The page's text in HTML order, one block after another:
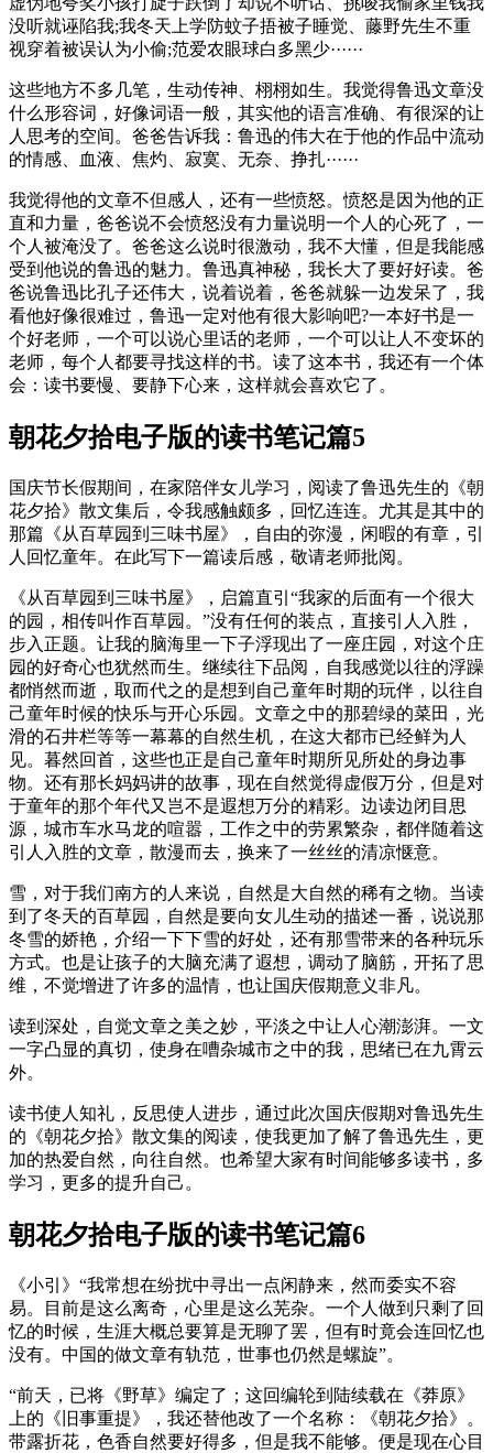
没听就诬陷我;我冬天上学防蚊子捂被子睡觉、藤野先生不重
视穿着被误认为小偷;范爱农眼球白多黑少······
这些地方不多几笔，生动传神、栩栩如生。我觉得鲁迅文章没
什么形容词，好像词语一般，其实他的语言准确、有很深的让
人思考的空间。爸爸告诉我：鲁迅的伟大在于他的作品中流动
的情感、血液、焦灼、寂寞、无奈、挣扎······
我觉得他的文章不但感人，还有一些愤怒。愤怒是因为他的正
直和力量，爸爸说不会愤怒没有力量说明一个人的心死了，一
个人被淹没了。爸爸这么说时很激动，我不大懂，但是我能感
受到他说的鲁迅的魅力。鲁迅真神秘，我长大了要好好读。爸
爸说鲁迅比孔子还伟大，说着说着，爸爸就躲一边发呆了，我
看他好像很难过，鲁迅一定对他有很大影响吧?一本好书是一
个好老师，一个可以说心里话的老师，一个可以让人不变坏的
老师，每个人都要寻找这样的书。读了这本书，我还有一个体
会：读书要慢、要静下心来，这样就会喜欢它了。
朝花夕拾电子版的读书笔记篇5
国庆节长假期间，在家陪伴女儿学习，阅读了鲁迅先生的《朝
花夕拾》散文集后，令我感触颇多，回忆连连。尤其是其中的
那篇《从百草园到三味书屋》，自由的弥漫，闲暇的有章，引
人回忆童年。在此写下一篇读后感，敬请老师批阅。
《从百草园到三味书屋》，启篇直引“我家的后面有一个很大
的园，相传叫作百草园。”没有任何的装点，直接引人入胜，
步入正题。让我的脑海里一下子浮现出了一座庄园，对这个庄
园的好奇心也犹然而生。继续往下品阅，自我感觉以往的浮躁
都悄然而逝，取而代之的是想到自己童年时期的玩伴，以往自
己童年时候的快乐与开心乐园。文章之中的那碧绿的菜田，光
滑的石井栏等等一幕幕的自然生机，在这大都市已经鲜为人
见。暮然回首，这些也正是自己童年时期所见所处的身边事
物。还有那长妈妈讲的故事，现在自然觉得虚假万分，但是对
于童年的那个年代又岂不是遐想万分的精彩。边读边闭目思
源，城市车水马龙的喧嚣，工作之中的劳累繁杂，都伴随着这
引人入胜的文章，散漫而去，换来了一丝丝的清凉惬意。
雪，对于我们南方的人来说，自然是大自然的稀有之物。当读
到了冬天的百草园，自然是要向女儿生动的描述一番，说说那
冬雪的娇艳，介绍一下下雪的好处，还有那雪带来的各种玩乐
方式。也是让孩子的大脑充满了遐想，调动了脑筋，开拓了思
维，不觉增进了许多的温情，也让国庆假期意义非凡。
读到深处，自觉文章之美之妙，平淡之中让人心潮澎湃。一文
一字凸显的真切，使身在嘈杂城市之中的我，思绪已在九霄云
外。
读书使人知礼，反思使人进步，通过此次国庆假期对鲁迅先生
的《朝花夕拾》散文集的阅读，使我更加了解了鲁迅先生，更
加的热爱自然，向往自然。也希望大家有时间能够多读书，多
学习，更多的提升自己。
朝花夕拾电子版的读书笔记篇6
《小引》“我常想在纷扰中寻出一点闲静来，然而委实不容
易。目前是这么离奇，心里是这么芜杂。一个人做到只剩了回
忆的时候，生涯大概总要算是无聊了罢，但有时竟会连回忆也
没有。中国的做文章有轨范，世事也仍然是螺旋”。
“前天，已将《野草》编定了；这回编轮到陆续载在《莽原》
上的《旧事重提》，我还替他改了一个名称：《朝花夕拾》。
带露折花，色香自然要好得多，但是我不能够。便是现在心目